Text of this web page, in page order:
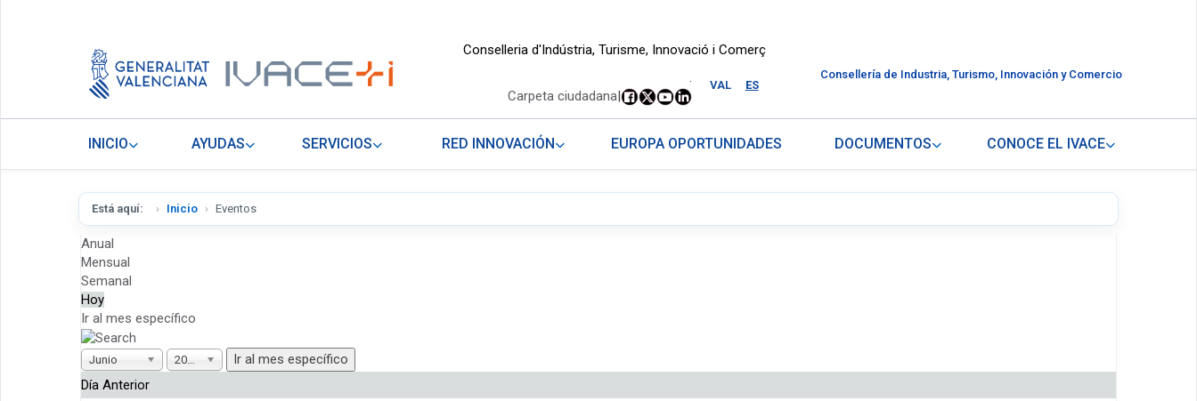
Conselleria d'Indústria, Turisme, Innovació i Comerç
VAL ES
.
Carpeta ciudadana|
Consellería de Industria, Turismo, Innovación y Comercio
INICIO AYUDAS SERVICIOS RED INNOVACIÓN EUROPA OPORTUNIDADES DOCUMENTOS CONOCE EL IVACE
Está aquí: Inicio Eventos
Anual
Mensual
Semanal
Hoy
Ir al mes específico
Junio 2026
Ir al mes específico
Día Anterior